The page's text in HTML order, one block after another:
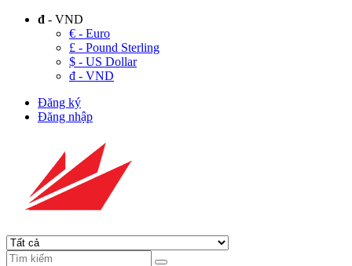
đ - VND
€ - Euro
£ - Pound Sterling
$ - US Dollar
đ - VND
Đăng ký
Đăng nhập